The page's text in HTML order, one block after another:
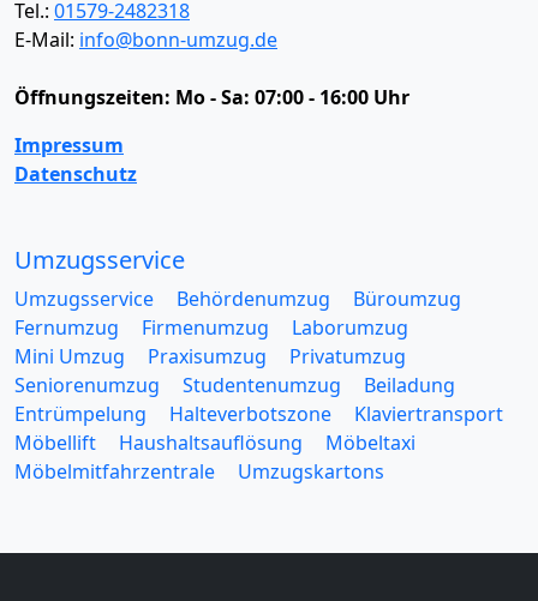
Tel.: 01579-2482318
E-Mail: info@bonn-umzug.de
Öffnungszeiten: Mo - Sa: 07:00 - 16:00 Uhr
Impressum
Datenschutz
Umzugsservice
Umzugsservice Behördenumzug
Büroumzug
Fernumzug
Firmenumzug
Laborumzug
Mini Umzug
Praxisumzug
Privatumzug
Seniorenumzug
Studentenumzug
Beiladung
Entrümpelung
Halteverbotszone
Klaviertransport
Möbellift
Haushaltsauflösung
Möbeltaxi
Möbelmitfahrzentrale
Umzugskartons